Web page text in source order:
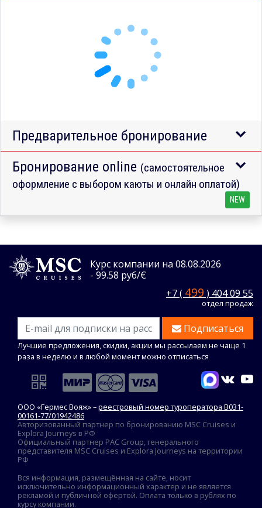
Предварительное бронирование
Бронирование online (самостоятельное
оформление с выбором каюты и онлайн оплатой)
NEW
Курс компании на 08.08.2026
- 99.58 руб/€
+7 ( 499 ) 404 09 55
отдел продаж
Подписаться
Лучшие предложения, скидки, акции мы рассылаем не чаще 1
раза в неделю и в любой момент можно отписаться
ООО «Гермес Вояж» –реестровый номер туроператора В031-
00161-77/01942486
Авторизованный партнер по бронированию MSC Cruises и
Explora Journeys в РФ
Официальный партнер PAC Group, генерального
представителя MSC Cruises и Explora Journeys на территории
РФ
Вся информация, размещённая на сайте, носит
исключительно информационный характер и не является
рекламой и публичной офертой. Оплата только в рублях по
курсу компании.